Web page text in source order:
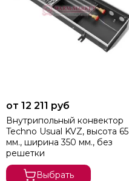
от 12 211 руб
Внутрипольный конвектор
Techno Usual KVZ, высота 65
мм., ширина 350 мм., без
решетки
Выбрать